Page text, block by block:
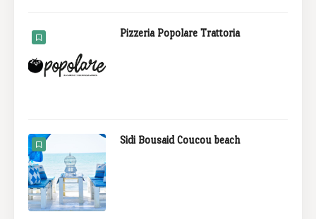
Pizzeria Popolare Trattoria
Sidi Bousaid Coucou beach